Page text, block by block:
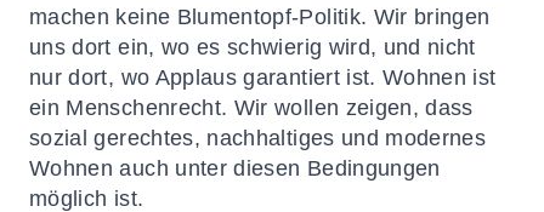
machen keine Blumentopf-Politik. Wir bringen
uns dort ein, wo es schwierig wird, und nicht
nur dort, wo Applaus garantiert ist. Wohnen ist
ein Menschenrecht. Wir wollen zeigen, dass
sozial gerechtes, nachhaltiges und modernes
Wohnen auch unter diesen Bedingungen
möglich ist.